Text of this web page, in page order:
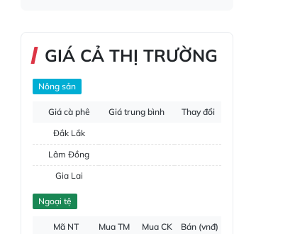
GIÁ CẢ THỊ TRƯỜNG
Nông sản
Giá cà phê Giá trung bình
Thay đổi
Đắk Lắk
Lâm Đồng
Gia Lai
Đắk Nông
Ngoại tệ
Mã NT Mua TM Mua CK
Bán (vnđ)